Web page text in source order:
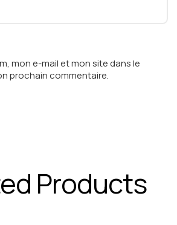
mon e-mail et mon site dans le
prochain commentaire.
Products